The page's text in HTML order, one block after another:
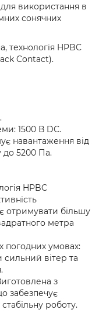
використання в
сонячних
технологія HPBC
Contact).
1500 В DC.
навантаження від
до 5200 Па.
HPBC
отримувати більшу
метра
погодних умовах:
вітер та
з
забезпечує
роботу.